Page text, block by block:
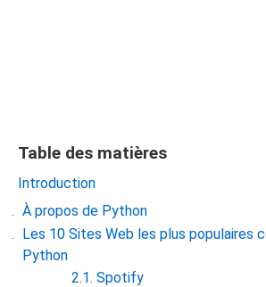
Table des matières
Introduction
À propos de Python
Les 10 Sites Web les plus populaires
Python
2.1. Spotify